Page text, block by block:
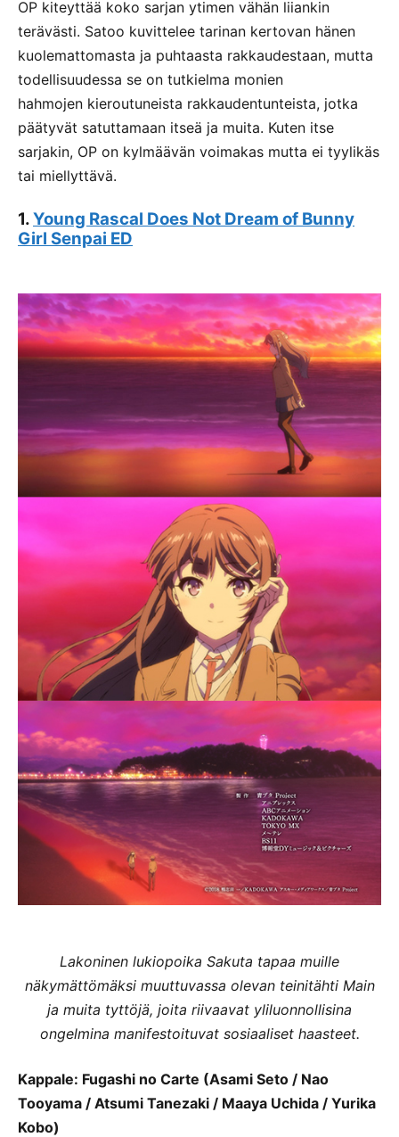
OP kiteyttää koko sarjan ytimen vähän liiankin
terävästi. Satoo kuvittelee tarinan kertovan hänen
kuolemattomasta ja puhtaasta rakkaudestaan, mutta
todellisuudessa se on tutkielma monien
hahmojen kieroutuneista rakkaudentunteista, jotka
päätyvät satuttamaan itseä ja muita. Kuten itse
sarjakin, OP on kylmäävän voimakas mutta ei tyylikäs
tai miellyttävä.
1.Young Rascal Does Not Dream of Bunny
Girl Senpai ED
Lakoninen lukiopoika Sakuta tapaa muille
näkymättömäksi muuttuvassa olevan teinitähti Main
ja muita tyttöjä, joita riivaavat yliluonnollisina
ongelmina manifestoituvat sosiaaliset haasteet.
Kappale: Fugashi no Carte (Asami Seto / Nao
Tooyama / Atsumi Tanezaki / Maaya Uchida / Yurika
Kobo)